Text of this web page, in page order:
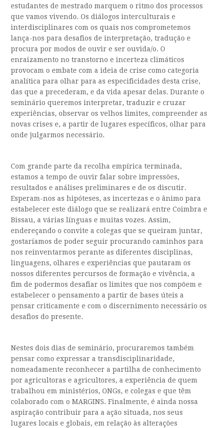
estudantes de mestrado marquem o ritmo dos processos
que vamos vivendo. Os diálogos interculturais e
interdisciplinares com os quais nos comprometemos
lança-nos para desafios de interpretação, tradução e
procura por modos de ouvir e ser ouvida/o. O
enraizamento no transtorno e incerteza climáticos
provocam o embate com a ideia de crise como categoria
analítica para olhar para as especificidades desta crise,
das que a precederam, e da vida apesar delas. Durante o
seminário queremos interpretar, traduzir e cruzar
experiências, observar os velhos limites, compreender as
novas crises e, a partir de lugares específicos, olhar para
onde julgarmos necessário.
Com grande parte da recolha empírica terminada,
estamos a tempo de ouvir falar sobre impressões,
resultados e análises preliminares e de os discutir.
Esperam-nos as hipóteses, as incertezas e o ânimo para
estabelecer este diálogo que se realizará entre Coimbra e
Bissau, a várias línguas e muitas vozes. Assim,
endereçando o convite a colegas que se queiram juntar,
gostaríamos de poder seguir procurando caminhos para
nos reinventarmos perante as diferentes disciplinas,
linguagens, olhares e experiências que pautaram os
nossos diferentes percursos de formação e vivência, a
fim de podermos desafiar os limites que nos compõem e
estabelecer o pensamento a partir de bases úteis a
pensar criticamente e com o discernimento necessário os
desafios do presente.
Nestes dois dias de seminário, procuraremos também
pensar como expressar a transdisciplinaridade,
nomeadamente reconhecer a partilha de conhecimento
por agricultoras e agricultores, a experiência de quem
trabalhou em ministérios, ONGs, e colegas e que têm
colaborado com o MARGINS. Finalmente, é ainda nossa
aspiração contribuir para a ação situada, nos seus
lugares locais e globais, em relação às alterações